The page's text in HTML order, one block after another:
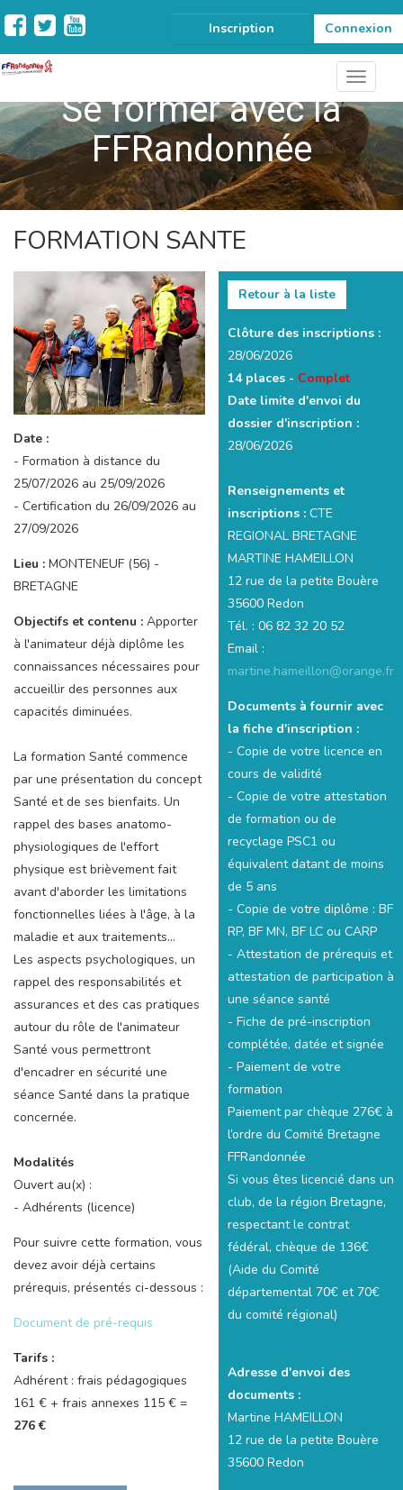
Inscription Connexion
Se former avec la
FFRandonnée
FORMATION SANTE
Date :
- Formation à distance du
25/07/2026 au 25/09/2026
- Certification du 26/09/2026 au
27/09/2026
Lieu : MONTENEUF (56) -
BRETAGNE
Objectifs et contenu : Apporter
à l'animateur déjà diplôme les
connaissances nécessaires pour
accueillir des personnes aux
capacités diminuées.
La formation Santé commence
par une présentation du concept
Santé et de ses bienfaits. Un
rappel des bases anatomo-
physiologiques de l'effort
physique est brièvement fait
avant d'aborder les limitations
fonctionnelles liées à l'âge, à la
maladie et aux traitements...
Les aspects psychologiques, un
rappel des responsabilités et
assurances et des cas pratiques
autour du rôle de l'animateur
Santé vous permettront
d'encadrer en sécurité une
séance Santé dans la pratique
concernée.
Modalités
Ouvert au(x) :
- Adhérents (licence)
Pour suivre cette formation, vous
devez avoir déjà certains
prérequis, présentés ci-dessous :
Document de pré-requis
Tarifs :
Adhérent : frais pédagogiques
161 € + frais annexes 115 € =
276 €
Retour à la liste
Clôture des inscriptions :
28/06/2026
14 places - Complet
Date limite d'envoi du
dossier d'inscription :
28/06/2026
Renseignements et
inscriptions : CTE
REGIONAL BRETAGNE
MARTINE HAMEILLON
12 rue de la petite Bouère
35600 Redon
Tél. : 06 82 32 20 52
Email :
martine.hameillon@orange.fr
Documents à fournir avec
la fiche d'inscription :
- Copie de votre licence en
cours de validité
- Copie de votre attestation
de formation ou de
recyclage PSC1 ou
équivalent datant de moins
de 5 ans
- Copie de votre diplôme : BF
RP, BF MN, BF LC ou CARP
- Attestation de prérequis et
attestation de participation à
une séance santé
- Fiche de pré-inscription
complétée, datée et signée
- Paiement de votre
formation
Paiement par chèque 276€ à
l’ordre du Comité Bretagne
FFRandonnée
Si vous êtes licencié dans un
club, de la région Bretagne,
respectant le contrat
fédéral, chèque de 136€
(Aide du Comité
départemental 70€ et 70€
du comité régional)
Adresse d'envoi des
documents :
Martine HAMEILLON
12 rue de la petite Bouère
35600 Redon